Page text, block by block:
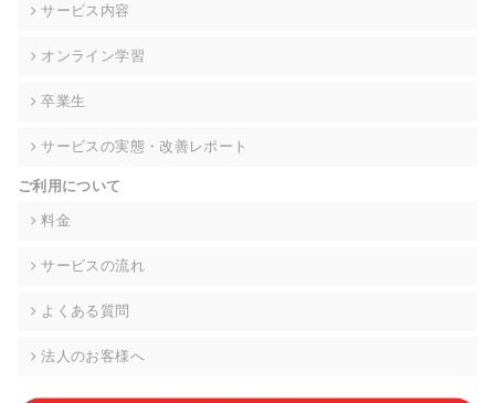
個人情報の開示等(利用目的の通知、開示、内容の訂正・追加・
て、下記の当社問合わせ窓口に申し出ることができます。その
的な期間内に対応いたします。ただし、申請が本人確認が不可
により、ご希望に添えない場合があります。 なお、アクセスロ
グなどの個人情報以外の情報については、原則として開示等は
株式会社div 個人情報問合せ窓口
メールアドレス:privacy_policy@di-v.co.jp
サービス内容
オンライン学習
卒業生
サービスの実態・改善レポート
ご利用について
料金
サービスの流れ
よくある質問
法人のお客様へ